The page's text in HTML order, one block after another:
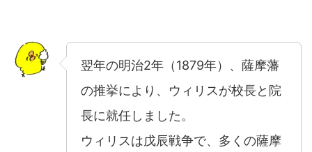
翌年の明治2年（1879年）、薩摩藩
の推挙により、ウィリスが校長と院
長に就任しました。
ウィリスは戊辰戦争で、多くの薩摩